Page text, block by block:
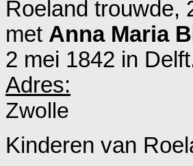
Roeland trouwde,
met Anna Maria
2 mei 1842 in Delft
Adres:
Zwolle
Kinderen van